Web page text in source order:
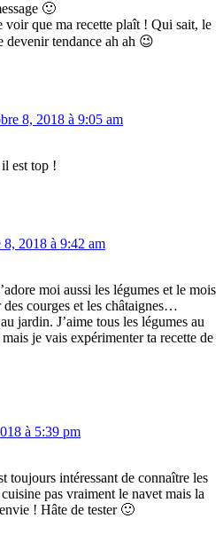
🙂
voir que ma recette plaît ! Qui sait, le
devenir tendance ah ah 😉
8, 2018 à 9:05 am
est top !
8, 2018 à 9:42 am
moi aussi les légumes et le mois
des courges et les châtaignes…
jardin. J’aime tous les légumes au
je vais expérimenter ta recette de
à 5:39 pm
toujours intéressant de connaître les
pas vraiment le navet mais la
! Hâte de tester 🙂